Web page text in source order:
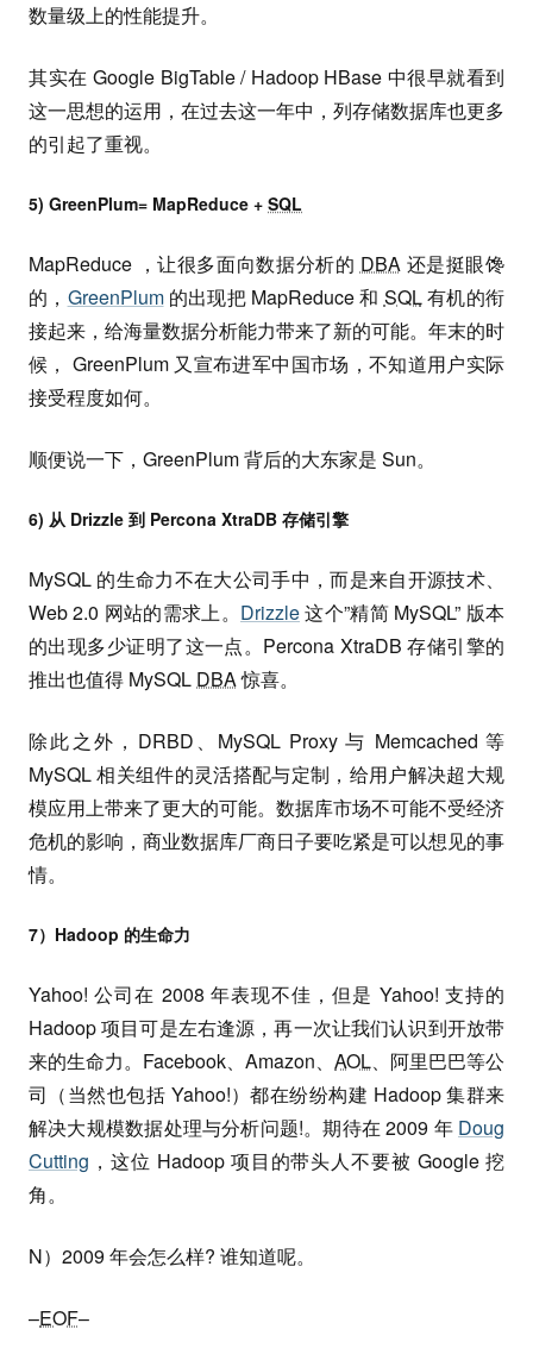
数量级上的性能提升。
其实在 Google BigTable / Hadoop HBase 中很早就看到
这一思想的运用，在过去这一年中，列存储数据库也更多
的引起了重视。
5) GreenPlum= MapReduce + SQL
MapReduce ，让很多面向数据分析的 DBA还是挺眼馋
的， GreenPlum的出现把 MapReduce 和 SQL有机的衔
接起来，给海量数据分析能力带来了新的可能。年末的时
候， GreenPlum 又宣布进军中国市场，不知道用户实际
接受程度如何。
顺便说一下，GreenPlum 背后的大东家是 Sun。
6) 从 Drizzle 到 Percona XtraDB 存储引擎
MySQL 的生命力不在大公司手中，而是来自开源技术、
Web 2.0 网站的需求上。 Drizzle这个”精简 MySQL” 版本
的出现多少证明了这一点。Percona XtraDB 存储引擎的
推出也值得 MySQL DBA惊喜。
除此之外，DRBD、MySQL Proxy 与 Memcached 等
MySQL 相关组件的灵活搭配与定制，给用户解决超大规
模应用上带来了更大的可能。数据库市场不可能不受经济
危机的影响，商业数据库厂商日子要吃紧是可以想见的事
情。
7）Hadoop 的生命力
Yahoo! 公司在 2008 年表现不佳，但是 Yahoo! 支持的
Hadoop 项目可是左右逢源，再一次让我们认识到开放带
来的生命力。Facebook、Amazon、 AOL、阿里巴巴等公
司（当然也包括 Yahoo!）都在纷纷构建 Hadoop 集群来
解决大规模数据处理与分析问题!。期待在 2009 年 Doug
Cutting ，这位 Hadoop 项目的带头人不要被 Google 挖
角。
N）2009 年会怎么样? 谁知道呢。
–EOF–